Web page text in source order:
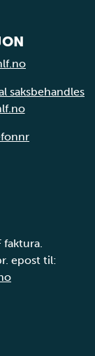
saksbehandles
faktura.
epost til: